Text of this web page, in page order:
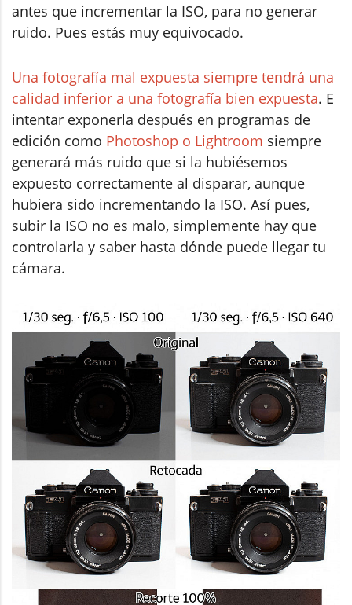
antes que incrementar la ISO, para no generar
ruido. Pues estás muy equivocado.
Una fotografía mal expuesta siempre tendrá una
calidad inferior a una fotografía bien expuesta. E
intentar exponerla después en programas de
edición como Photoshop o Lightroom siempre
generará más ruido que si la hubiésemos
expuesto correctamente al disparar, aunque
hubiera sido incrementando la ISO. Así pues,
subir la ISO no es malo, simplemente hay que
controlarla y saber hasta dónde puede llegar tu
cámara.